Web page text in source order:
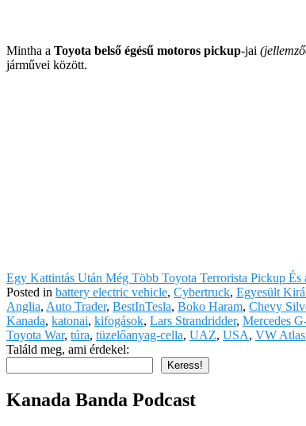
Mintha a Toyota belső égésű motoros pickup-jai
járművei között.
Egy Kattintás Után Még Több Toyota Terrorista Pickup
Posted in battery electric vehicle, Cybertruck, Egyesült
Anglia, Auto Trader, BestInTesla, Boko Haram, Chevy
Kanada, katonai, kifogások, Lars Strandridder, Mercedes
Toyota War, túra, tüzelőanyag-cella, UAZ, USA, VW Atlas
Találd meg, ami érdekel:
Keress!
Kanada Banda Podcast